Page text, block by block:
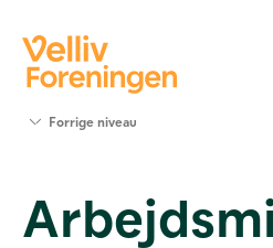
Værktøjer
og viden
Forrige niveau